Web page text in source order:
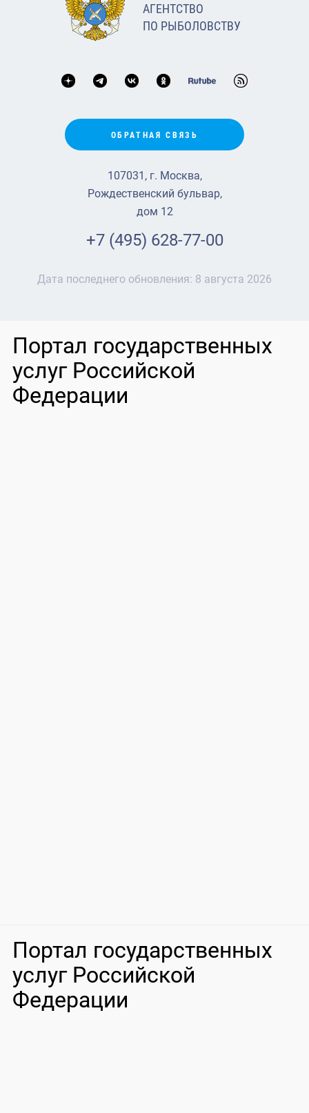
АГЕНТСТВО
ПО РЫБОЛОВСТВУ
ОБРАТНАЯ СВЯЗЬ
107031, г. Москва,
Рождественский бульвар,
дом 12
+7 (495) 628-77-00
Дата последнего обновления: 8 августа 2026
Портал государственных
услуг Российской
Федерации
Портал государственных
услуг Российской
Федерации